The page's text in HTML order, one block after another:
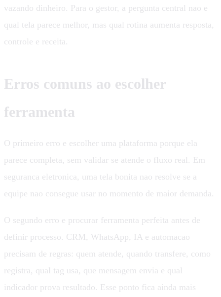
vazando dinheiro. Para o gestor, a pergunta central nao e
qual tela parece melhor, mas qual rotina aumenta resposta,
controle e receita.
Erros comuns ao escolher
ferramenta
O primeiro erro e escolher uma plataforma porque ela
parece completa, sem validar se atende o fluxo real. Em
seguranca eletronica, uma tela bonita nao resolve se a
equipe nao consegue usar no momento de maior demanda.
O segundo erro e procurar ferramenta perfeita antes de
definir processo. CRM, WhatsApp, IA e automacao
precisam de regras: quem atende, quando transfere, como
registra, qual tag usa, que mensagem envia e qual
indicador prova resultado. Esse ponto fica ainda mais